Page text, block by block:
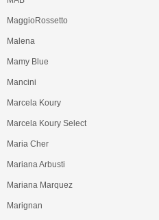
MaggioRossetto
Malena
Mamy Blue
Mancini
Marcela Koury
Marcela Koury Select
Maria Cher
Mariana Arbusti
Mariana Marquez
Marignan